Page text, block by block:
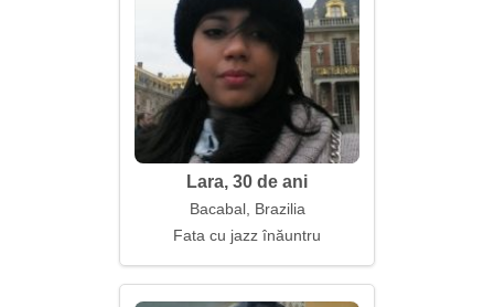
Lara, 30 de ani
Bacabal, Brazilia
Fata cu jazz înăuntru